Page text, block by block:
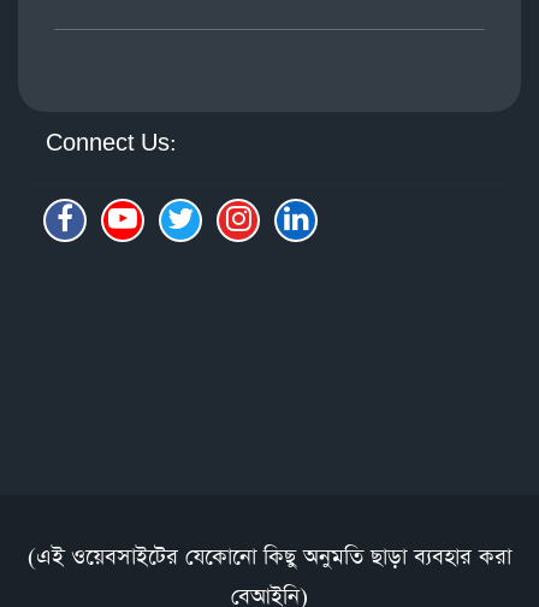
Connect Us:
(এই ওয়েবসাইটের যেকোনো কিছু অনুমতি ছাড়া ব্যবহার করা
বেআইনি)